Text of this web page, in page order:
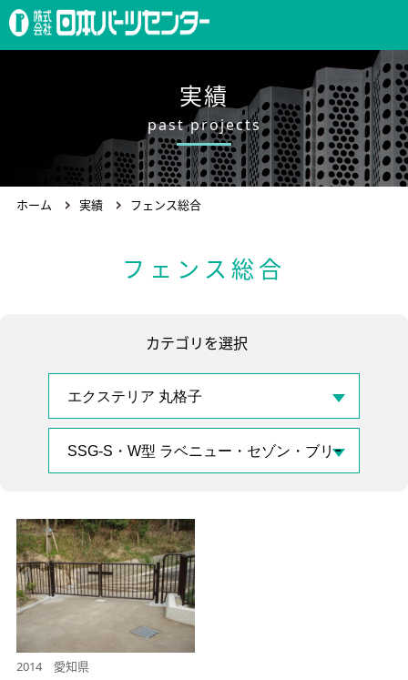
ホーム
製品案内
会社概要
お問合わせ
実績
past projects
ホーム 実績 フェンス総合
フェンス総合
カテゴリを選択
2014 愛知県